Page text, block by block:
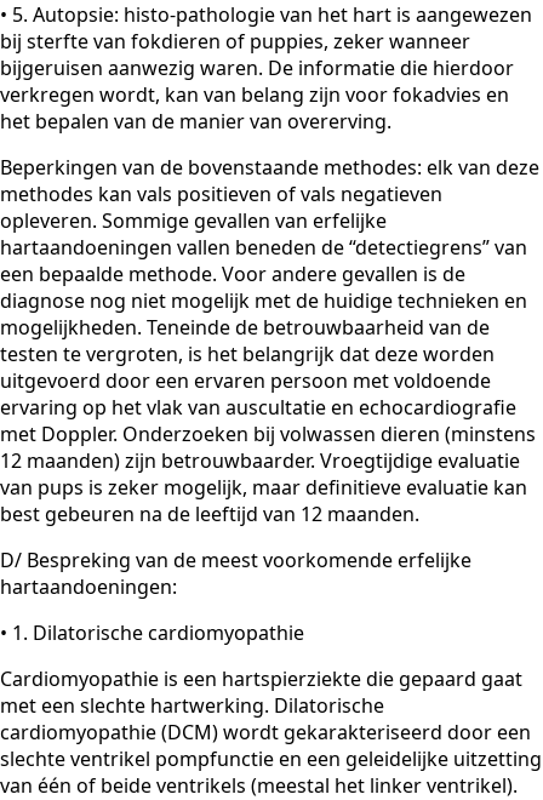
• 5. Autopsie: histo-pathologie van het hart is aangewezen
bij sterfte van fokdieren of puppies, zeker wanneer
bijgeruisen aanwezig waren. De informatie die hierdoor
verkregen wordt, kan van belang zijn voor fokadvies en
het bepalen van de manier van overerving.
Beperkingen van de bovenstaande methodes: elk van deze
methodes kan vals positieven of vals negatieven
opleveren. Sommige gevallen van erfelijke
hartaandoeningen vallen beneden de “detectiegrens” van
een bepaalde methode. Voor andere gevallen is de
diagnose nog niet mogelijk met de huidige technieken en
mogelijkheden. Teneinde de betrouwbaarheid van de
testen te vergroten, is het belangrijk dat deze worden
uitgevoerd door een ervaren persoon met voldoende
ervaring op het vlak van auscultatie en echocardiografie
met Doppler. Onderzoeken bij volwassen dieren (minstens
12 maanden) zijn betrouwbaarder. Vroegtijdige evaluatie
van pups is zeker mogelijk, maar definitieve evaluatie kan
best gebeuren na de leeftijd van 12 maanden.
D/ Bespreking van de meest voorkomende erfelijke
hartaandoeningen:
• 1. Dilatorische cardiomyopathie
Cardiomyopathie is een hartspierziekte die gepaard gaat
met een slechte hartwerking. Dilatorische
cardiomyopathie (DCM) wordt gekarakteriseerd door een
slechte ventrikel pompfunctie en een geleidelijke uitzetting
van één of beide ventrikels (meestal het linker ventrikel).